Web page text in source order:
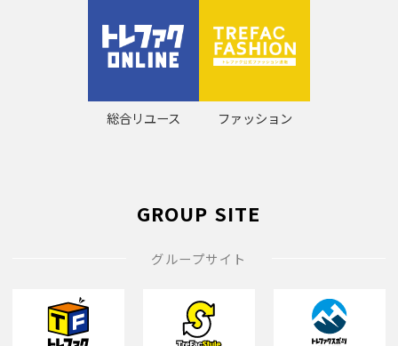
総合リユース ファッション
GROUP SITE
グループサイト